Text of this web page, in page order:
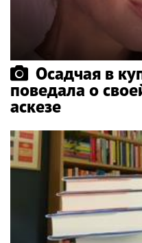
Осадчая в
поведала о
аскезе